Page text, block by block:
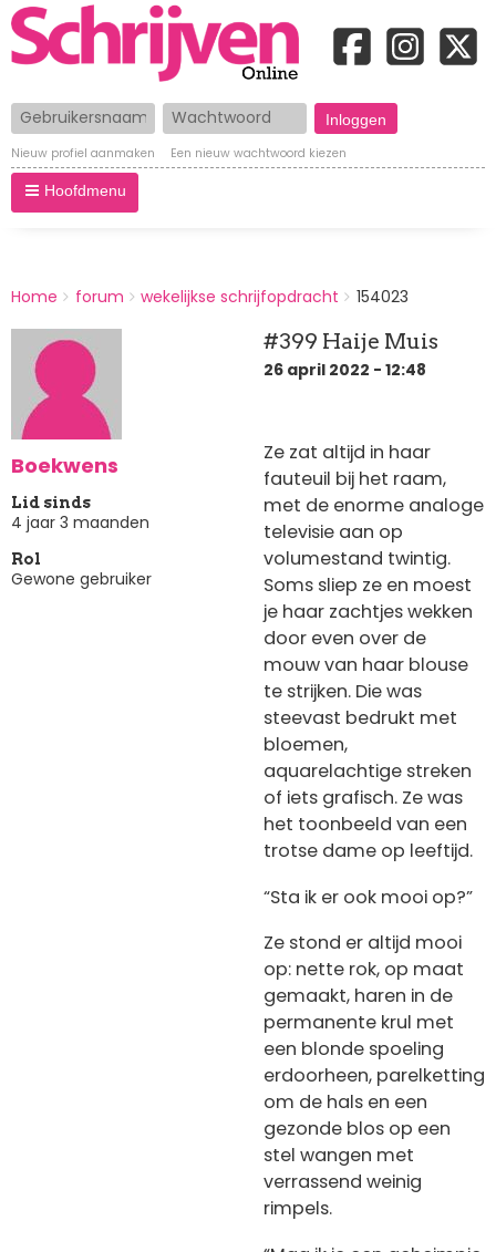
Gebruikersnaam Wachtwoord
Nieuw profiel aanmaken Een nieuw wachtwoord kiezen
Hoofdmenu
BREADCRUMBS
You
here:
Home forum wekelijkse schrijfopdracht 154023
Boekwens
Lid sinds
4 jaar 3 maanden
Rol
Gewone gebruiker
#399 Haije Muis
26 april 2022 - 12:48
Ze zat altijd in haar
fauteuil bij het raam,
met de enorme analoge
televisie aan op
volumestand twintig.
Soms sliep ze en moest
je haar zachtjes wekken
door even over de
mouw van haar blouse
te strijken. Die was
steevast bedrukt met
bloemen,
aquarelachtige streken
of iets grafisch. Ze was
het toonbeeld van een
trotse dame op leeftijd.
“Sta ik er ook mooi op?”
Ze stond er altijd mooi
op: nette rok, op maat
gemaakt, haren in de
permanente krul met
een blonde spoeling
erdoorheen, parelketting
om de hals en een
gezonde blos op een
stel wangen met
verrassend weinig
rimpels.